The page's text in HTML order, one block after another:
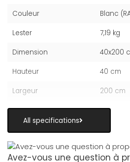
Couleur Blanc
Lester 7,19 kg
Dimension 40x200
Hauteur 40 cm
Largeur 200 cm
All specifications
Avez-vous une question à